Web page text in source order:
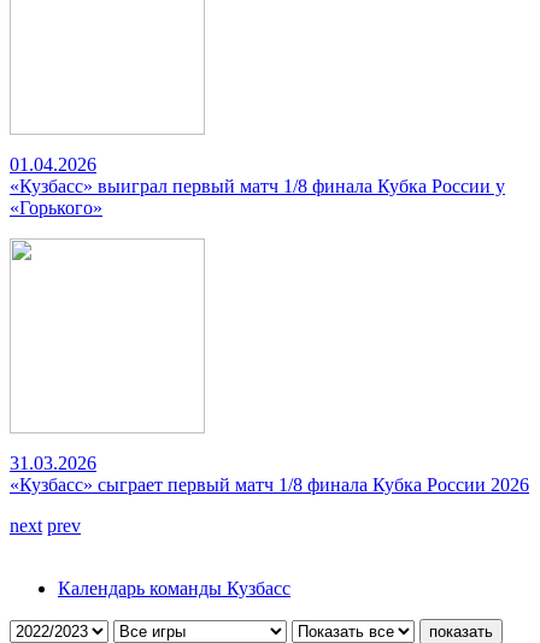
01.04.2026
«Кузбасс» выиграл первый матч 1/8 финала Кубка России у
«Горького»
31.03.2026
«Кузбасс» сыграет первый матч 1/8 финала Кубка России 2026
next prev
Календарь команды Кузбасс